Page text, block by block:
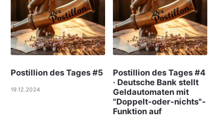
Postillion des Tages #5
19.12.2024
Postillion des Tages #4
· Deutsche Bank stellt
Geldautomaten mit
"Doppelt-oder-nichts"-
Funktion auf